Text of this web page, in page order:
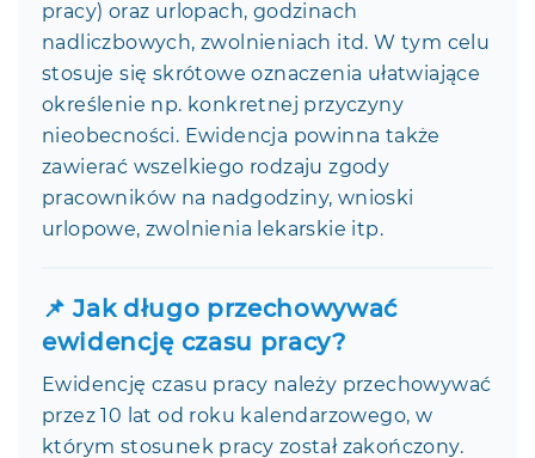
pracy) oraz urlopach, godzinach
nadliczbowych, zwolnieniach itd. W tym celu
stosuje się skrótowe oznaczenia ułatwiające
określenie np. konkretnej przyczyny
nieobecności. Ewidencja powinna także
zawierać wszelkiego rodzaju zgody
pracowników na nadgodziny, wnioski
urlopowe, zwolnienia lekarskie itp.
📌 Jak długo przechowywać
ewidencję czasu pracy?
Ewidencję czasu pracy należy przechowywać
przez 10 lat od roku kalendarzowego, w
którym stosunek pracy został zakończony.